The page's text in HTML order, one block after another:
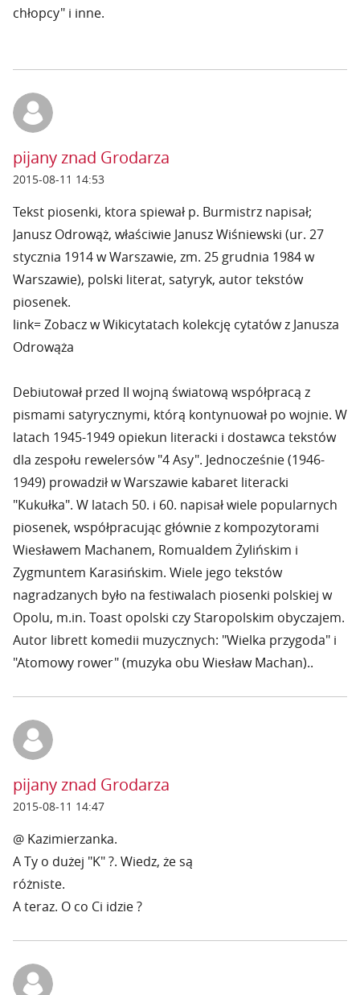
chłopcy" i inne.
pijany znad Grodarza
2015-08-11 14:53
Tekst piosenki, ktora spiewał p. Burmistrz napisał;
Janusz Odrowąż, właściwie Janusz Wiśniewski (ur. 27
stycznia 1914 w Warszawie, zm. 25 grudnia 1984 w
Warszawie), polski literat, satyryk, autor tekstów
piosenek.
link= Zobacz w Wikicytatach kolekcję cytatów z Janusza
Odrowąża
Debiutował przed II wojną światową współpracą z
pismami satyrycznymi, którą kontynuował po wojnie. W
latach 1945-1949 opiekun literacki i dostawca tekstów
dla zespołu rewelersów "4 Asy". Jednocześnie (1946-
1949) prowadził w Warszawie kabaret literacki
"Kukułka". W latach 50. i 60. napisał wiele popularnych
piosenek, współpracując głównie z kompozytorami
Wiesławem Machanem, Romualdem Żylińskim i
Zygmuntem Karasińskim. Wiele jego tekstów
nagradzanych było na festiwalach piosenki polskiej w
Opolu, m.in. Toast opolski czy Staropolskim obyczajem.
Autor librett komedii muzycznych: "Wielka przygoda" i
"Atomowy rower" (muzyka obu Wiesław Machan)..
pijany znad Grodarza
2015-08-11 14:47
@ Kazimierzanka.
A Ty o dużej "K" ?. Wiedz, że są
różniste.
A teraz. O co Ci idzie ?